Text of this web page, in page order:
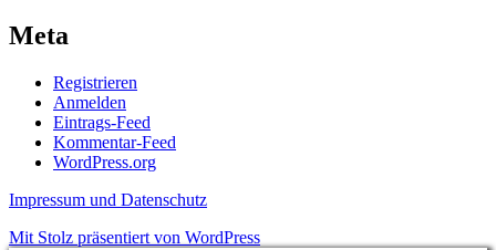
Meta
Registrieren
Anmelden
Eintrags-Feed
Kommentar-Feed
WordPress.org
Impressum und Datenschutz
Mit Stolz präsentiert von WordPress